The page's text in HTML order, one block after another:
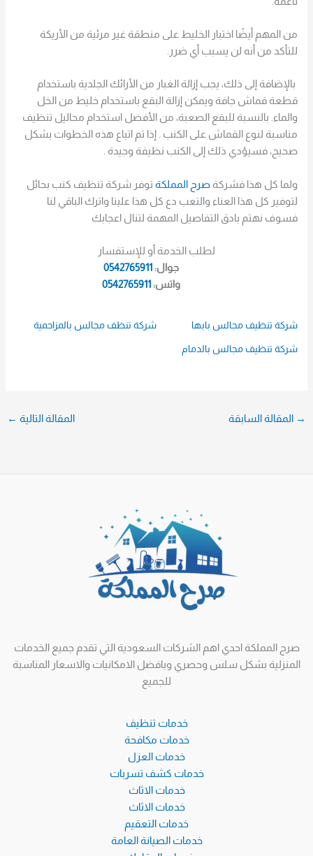
من المهم أيضًا اختبار الخليط على منطقة غير مرئية من الأريكة
للتأكد من أنه لن يسبب أي ضرر.
بالإضافة إلى ذلك، يجب إزالة الغبار من الأرائك الجلدية باستخدام
قطعة قماش جافة ويمكن إزالة البقع باستخدام خليط من الخل
والماء. بالنسبة للبقع الصعبة، من الأفضل استخدام محاليل تنظيف
مناسبة لنوع القماش على الكنب . إذا تم اتباع هذه الخطوات بشكل
صحيح، فسيؤدي ذلك إلى الكنب نظيفة وجيدة .
ولما كل هذا فشركةصرح المملكة توفر شركة تنظيف كنب بحائل
لتوفير كل هذا العناء والتعب دع كل هذا علينا واترك الباقي لنا
فسوف نهتم بادق التفاصيل المهمة لتنال اعجابك
لطلب الخدمة أو للإستفسار
جوال: 0542765911
واتس: 0542765911
شركة تنظيف مجالس بابها شركة تنظف مجالس بالمزاحمية
شركة تنظيف مجالس بالدمام
→ المقالة السابقة المقالة التالية ←
صرح المملكة احدي اهم الشركات السعودية التي تقدم جميع الخدمات
المنزلية بشكل سلس وحصري وبافضل الامكانيات والاسعار المناسبة
للجميع
خدمات تنظيف
خدمات مكافحة
خدمات العزل
خدمات كشف تسربات
خدمات الاثاث
خدمات الاثاث
خدمات التعقيم
خدمات الصيانة العامة